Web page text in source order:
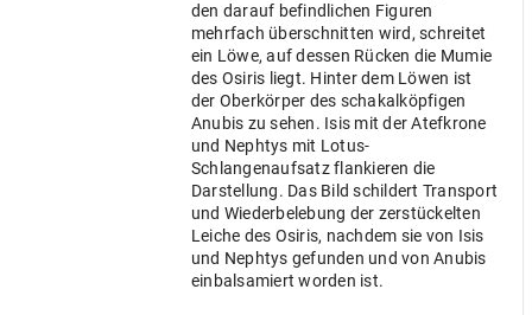
den darauf befindlichen Figuren
mehrfach überschnitten wird, schreitet
ein Löwe, auf dessen Rücken die Mumie
des Osiris liegt. Hinter dem Löwen ist
der Oberkörper des schakalköpfigen
Anubis zu sehen. Isis mit der Atefkrone
und Nephtys mit Lotus-
Schlangenaufsatz flankieren die
Darstellung. Das Bild schildert Transport
und Wiederbelebung der zerstückelten
Leiche des Osiris, nachdem sie von Isis
und Nephtys gefunden und von Anubis
einbalsamiert worden ist.